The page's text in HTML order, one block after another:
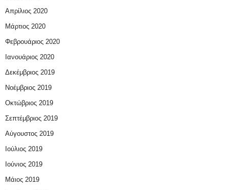
Απρίλιος 2020
Μάρτιος 2020
Φεβρουάριος 2020
Ιανουάριος 2020
Δεκέμβριος 2019
Νοέμβριος 2019
Οκτώβριος 2019
Σεπτέμβριος 2019
Αύγουστος 2019
Ιούλιος 2019
Ιούνιος 2019
Μάιος 2019